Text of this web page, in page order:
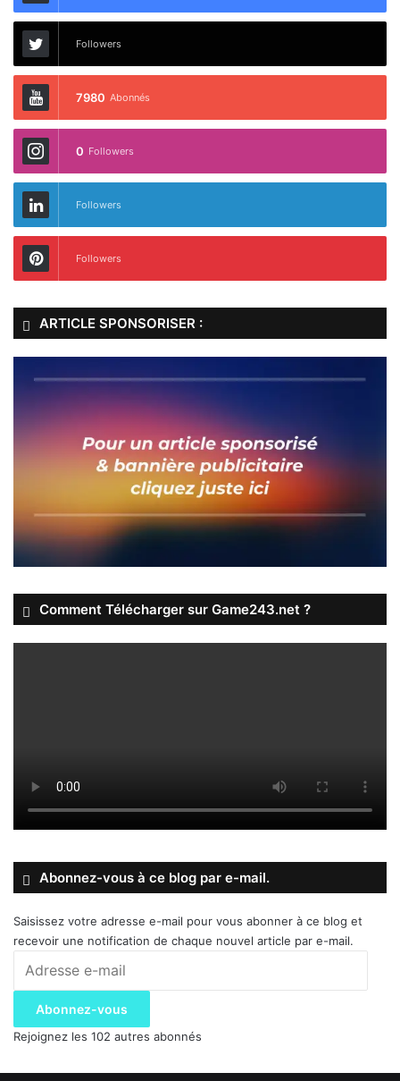
Followers
7980 Abonnés
0 Followers
Followers
Followers
ARTICLE SPONSORISER :
Comment Télécharger sur Game243.net ?
Abonnez-vous à ce blog par e-mail.
Saisissez votre adresse e-mail pour vous abonner à ce blog et
recevoir une notification de chaque nouvel article par e-mail.
Abonnez-vous
Rejoignez les 102 autres abonnés